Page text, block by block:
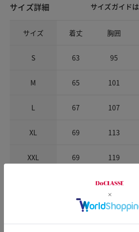
サイズ詳細 サイズガイドは
サイズ 着丈 胸囲
S 63 95
M 65 101
L 67 107
XL 69 113
XXL 69 119
※商品によって柄の出方が異なります。